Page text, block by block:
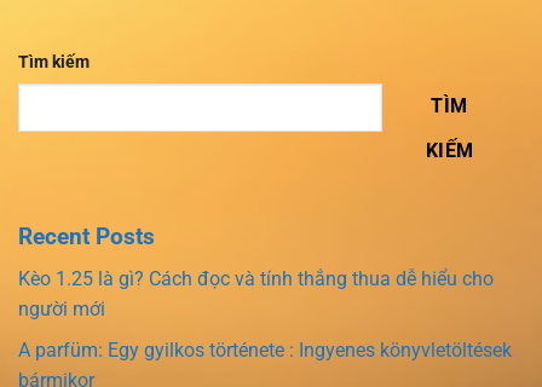
Tìm kiếm
TÌM
KIẾM
Recent Posts
Kèo 1.25 là gì? Cách đọc và tính thắng thua dễ hiểu cho
người mới
A parfüm: Egy gyilkos története : Ingyenes könyvletöltések
bármikor